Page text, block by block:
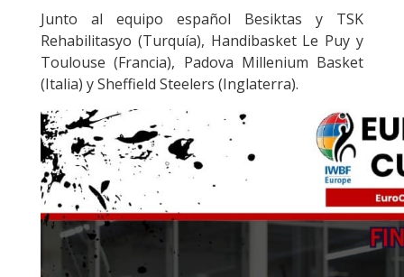
Junto al equipo español Besiktas y TSK
Rehabilitasyo (Turquía), Handibasket Le Puy y
Toulouse (Francia), Padova Millenium Basket
(Italia) y Sheffield Steelers (Inglaterra).